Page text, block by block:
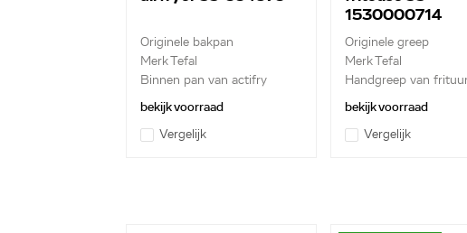
Originele bakpan
Merk Tefal
Binnen pan van actifry
zonder ...
bekijk voorraad
Vergelijk
1530000714
Originele greep
Merk Tefal
Handgreep van
- zwa...
bekijk voorraad
Vergelijk